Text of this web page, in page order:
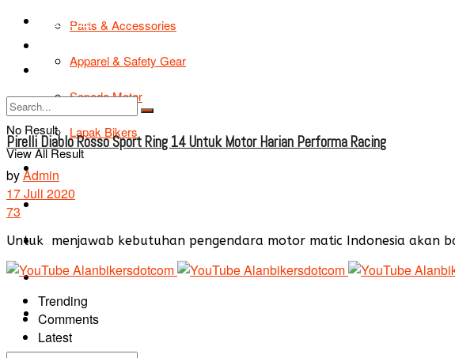
Parts & Accessories
Apparel & Safety Gear
Sepeda Motor
Lapak Bikers
Agenda
Road Safety
TIPS & TRIK
Bikers Cars
Tentang Kami
TIPS & TRIK
Tentang Kami
No Result
View All Result
Pirelli Diablo Rosso Sport Ring 14 Untuk Motor Harian Performa Racing
byAdmin
17 Juli 2020
73
Untuk menjawab kebutuhan pengendara motor matic Indonesia akan
Trending
Comments
Latest